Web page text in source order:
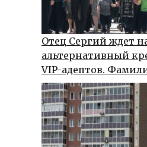
Отец Сергий ждет
альтернативный
VIP-адептов.